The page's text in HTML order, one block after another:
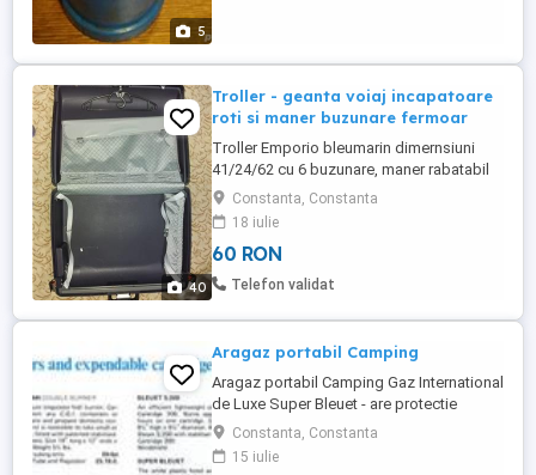
5
40
Troller - geanta voiaj incapatoare
roti si maner buzunare fermoar
Troller Emporio bleumarin dimernsiuni
41/24/62 cu 6 buzunare, maner rabatabil
,rotile , foarte rezistent 80 RON Troller
fibra de sticla DD Time dimernsiuni
64/46/25, maner rabatabil ,rotile , foarte
rezistent 60 RON FarEast Trolley , rigid ,
roti, 2 manere , 3 inchizatori , dimensiuni :
Constanta, Constanta
18 iulie
60 RON
Telefon validat
Aragaz portabil Camping
Aragaz portabil Camping Gaz International
de Luxe Super Bleuet - are protectie
contra vantului , butelie detasabila ,
arzator , regulator flacara 100 RON
Constanta, Constanta
15 iulie